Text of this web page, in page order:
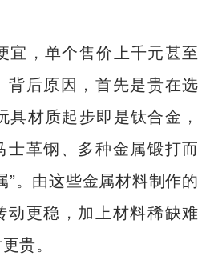
宜，单个售价上千元甚至
背后原因，首先是贵在选
材质起步即是钛合金，
士革钢、多种金属锻打而
”。由这些金属材料制作的
动更稳，加上材料稀缺难
贵。